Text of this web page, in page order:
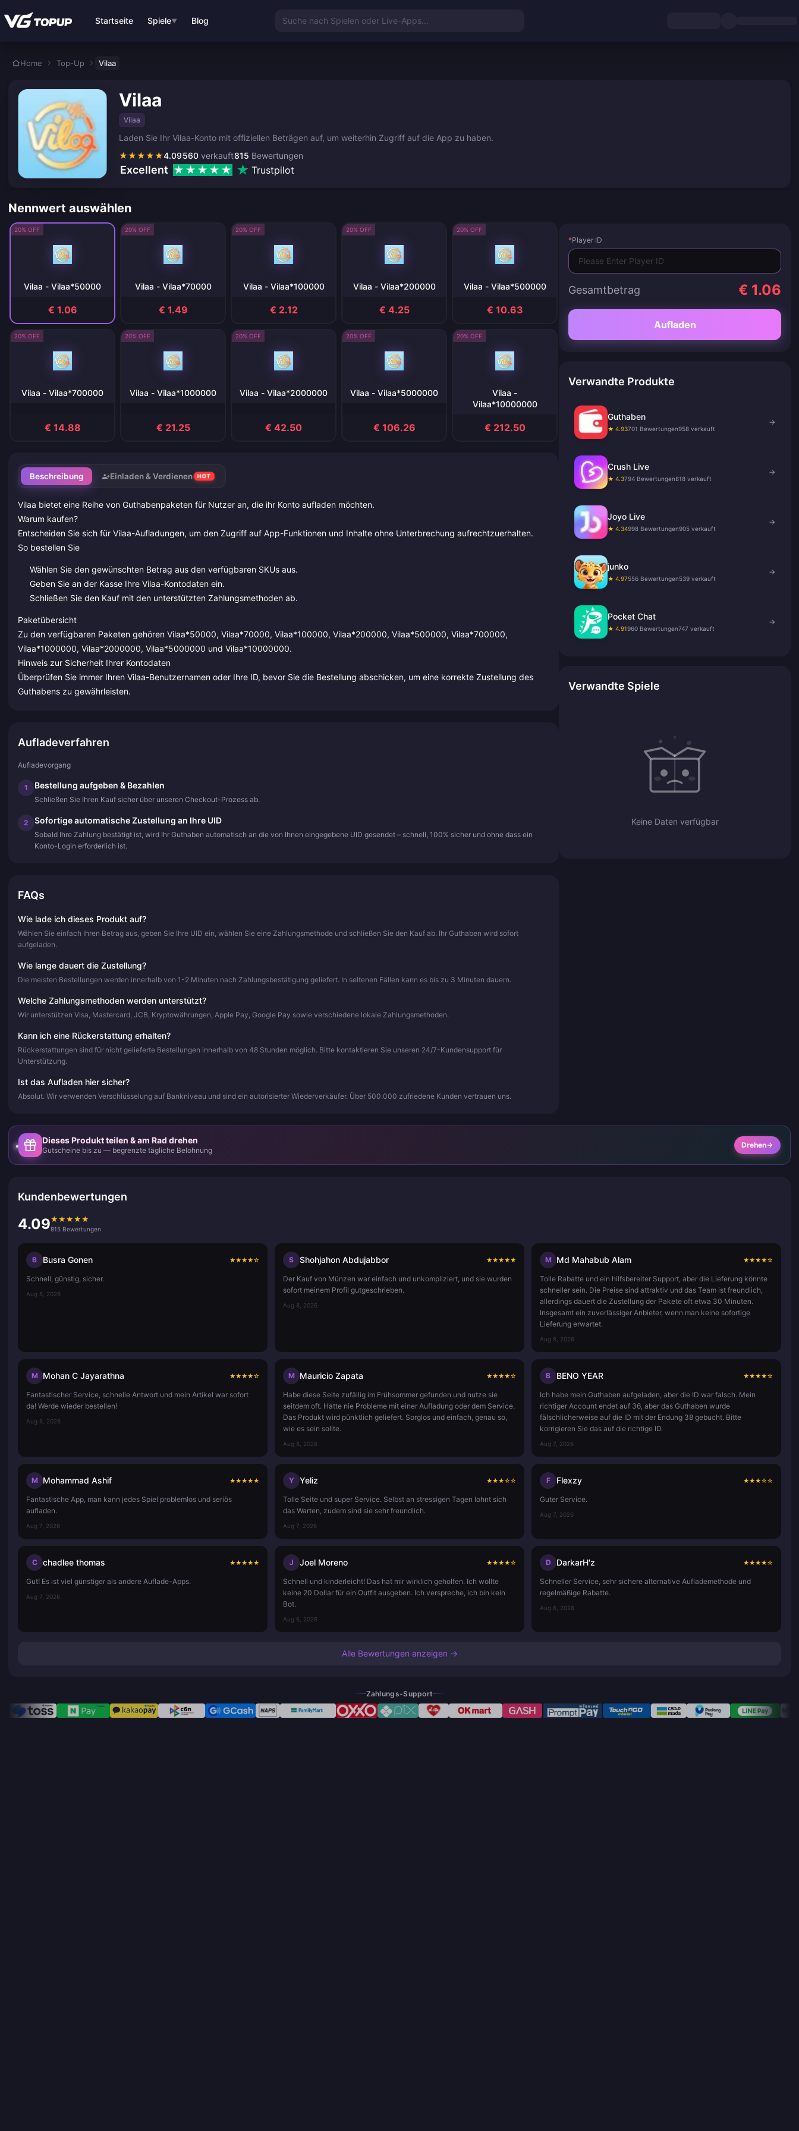
Startseite Spiele▼ Blog Suche nach Spielen oder Live-Apps...
Home Top-Up Vilaa
Vilaa
Vilaa
Laden Sie Ihr Vilaa-Konto mit offiziellen Beträgen auf, um weiterhin Zugriff auf die App zu haben.
★★★★★4.09 815 Bewertungen
560 verkauft
Excellent Trustpilot
Nennwert auswählen
20% OFF
Vilaa - Vilaa*50000
€ 1.06
20% OFF
Vilaa - Vilaa*70000
€ 1.49
20% OFF
Vilaa - Vilaa*100000
€ 2.12
20% OFF
Vilaa - Vilaa*200000
€ 4.25
20% OFF
Vilaa - Vilaa*500000
€ 10.63
20% OFF
Vilaa - Vilaa*700000
€ 14.88
20% OFF
Vilaa - Vilaa*1000000
€ 21.25
20% OFF
Vilaa - Vilaa*2000000
€ 42.50
20% OFF
Vilaa - Vilaa*5000000
€ 106.26
20% OFF
Vilaa -
Vilaa*10000000
€ 212.50
Beschreibung Einladen & Verdienen HOT
Vilaa bietet eine Reihe von Guthabenpaketen für Nutzer an, die ihr Konto aufladen möchten.
Warum kaufen?
Entscheiden Sie sich für Vilaa-Aufladungen, um den Zugriff auf App-Funktionen und Inhalte ohne Unterbrechung aufrechtzuerhalten.
So bestellen Sie
Wählen Sie den gewünschten Betrag aus den verfügbaren SKUs aus.
Geben Sie an der Kasse Ihre Vilaa-Kontodaten ein.
Schließen Sie den Kauf mit den unterstützten Zahlungsmethoden ab.
Paketübersicht
Zu den verfügbaren Paketen gehören Vilaa*50000, Vilaa*70000, Vilaa*100000, Vilaa*200000, Vilaa*500000, Vilaa*700000,
Vilaa*1000000, Vilaa*2000000, Vilaa*5000000 und Vilaa*10000000.
Hinweis zur Sicherheit Ihrer Kontodaten
Überprüfen Sie immer Ihren Vilaa-Benutzernamen oder Ihre ID, bevor Sie die Bestellung abschicken, um eine korrekte Zustellung des
Guthabens zu gewährleisten.
Aufladeverfahren
Aufladevorgang
1 Bestellung aufgeben & Bezahlen
Schließen Sie Ihren Kauf sicher über unseren Checkout-Prozess ab.
2 Sofortige automatische Zustellung an Ihre UID
Sobald Ihre Zahlung bestätigt ist, wird Ihr Guthaben automatisch an die von Ihnen eingegebene UID gesendet – schnell, 100% sicher und ohne dass ein
Konto-Login erforderlich ist.
FAQs
Wie lade ich dieses Produkt auf?
Wählen Sie einfach Ihren Betrag aus, geben Sie Ihre UID ein, wählen Sie eine Zahlungsmethode und schließen Sie den Kauf ab. Ihr Guthaben wird sofort
aufgeladen.
Wie lange dauert die Zustellung?
Die meisten Bestellungen werden innerhalb von 1-2 Minuten nach Zahlungsbestätigung geliefert. In seltenen Fällen kann es bis zu 3 Minuten dauern.
Welche Zahlungsmethoden werden unterstützt?
Wir unterstützen Visa, Mastercard, JCB, Kryptowährungen, Apple Pay, Google Pay sowie verschiedene lokale Zahlungsmethoden.
Kann ich eine Rückerstattung erhalten?
Rückerstattungen sind für nicht gelieferte Bestellungen innerhalb von 48 Stunden möglich. Bitte kontaktieren Sie unseren 24/7-Kundensupport für
Unterstützung.
Ist das Aufladen hier sicher?
Absolut. Wir verwenden Verschlüsselung auf Bankniveau und sind ein autorisierter Wiederverkäufer. Über 500.000 zufriedene Kunden vertrauen uns.
*Player ID
Gesamtbetrag € 1.06
Aufladen
Verwandte Produkte
Guthaben
★ 4.93701 Bewertungen958 verkauft
→
Crush Live
★ 4.3794 Bewertungen818 verkauft
→
Joyo Live
★ 4.34998 Bewertungen905 verkauft
→
junko
★ 4.97556 Bewertungen539 verkauft
→
Pocket Chat
★ 4.91960 Bewertungen747 verkauft
→
Verwandte Spiele
Keine Daten verfügbar
Dieses Produkt teilen & am Rad drehen
Gutscheine bis zu — begrenzte tägliche Belohnung
Drehen
Kundenbewertungen
4.09★ ★ ★ ★ ★
815 Bewertungen
B Busra Gonen ★★★★☆
Schnell, günstig, sicher.
Aug 8, 2026
S Shohjahon Abdujabbor ★★★★★
Der Kauf von Münzen war einfach und unkompliziert, und sie wurden
sofort meinem Profil gutgeschrieben.
Aug 8, 2026
M Md Mahabub Alam ★★★★☆
Tolle Rabatte und ein hilfsbereiter Support, aber die Lieferung könnte
schneller sein. Die Preise sind attraktiv und das Team ist freundlich,
allerdings dauert die Zustellung der Pakete oft etwa 30 Minuten.
Insgesamt ein zuverlässiger Anbieter, wenn man keine sofortige
Lieferung erwartet.
Aug 8, 2026
M Mohan C Jayarathna ★★★★☆
Fantastischer Service, schnelle Antwort und mein Artikel war sofort
da! Werde wieder bestellen!
Aug 8, 2026
M Mauricio Zapata ★★★★☆
Habe diese Seite zufällig im Frühsommer gefunden und nutze sie
seitdem oft. Hatte nie Probleme mit einer Aufladung oder dem Service.
Das Produkt wird pünktlich geliefert. Sorglos und einfach, genau so,
wie es sein sollte.
Aug 8, 2026
B BENO YEAR ★★★★☆
Ich habe mein Guthaben aufgeladen, aber die ID war falsch. Mein
richtiger Account endet auf 36, aber das Guthaben wurde
fälschlicherweise auf die ID mit der Endung 38 gebucht. Bitte
korrigieren Sie das auf die richtige ID.
Aug 7, 2026
M Mohammad Ashif ★★★★★
Fantastische App, man kann jedes Spiel problemlos und seriös
aufladen.
Aug 7, 2026
Y Yeliz ★★★☆☆
Tolle Seite und super Service. Selbst an stressigen Tagen lohnt sich
das Warten, zudem sind sie sehr freundlich.
Aug 7, 2026
F Flexzy ★★★☆☆
Guter Service.
Aug 7, 2026
C chadlee thomas ★★★★★
Gut! Es ist viel günstiger als andere Auflade-Apps.
Aug 7, 2026
J Joel Moreno ★★★★☆
Schnell und kinderleicht! Das hat mir wirklich geholfen. Ich wollte
keine 20 Dollar für ein Outfit ausgeben. Ich verspreche, ich bin kein
Bot.
Aug 6, 2026
D DarkarH'z ★★★★☆
Schneller Service, sehr sichere alternative Auflademethode und
regelmäßige Rabatte.
Aug 6, 2026
Alle Bewertungen anzeigen →
Zahlungs-Support